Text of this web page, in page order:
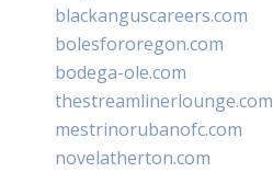
blackanguscareers.com
bolesfororegon.com
bodega-ole.com
thestreamlinerlounge.com
mestrinorubanofc.com
novelatherton.com